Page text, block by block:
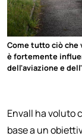
Come tutto ciò che
è fortemente
dell'aviazione e
Envall ha voluto
base a un